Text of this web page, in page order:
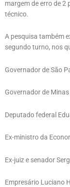
margem de erro de 2
técnico.​
A pesquisa também
segundo turno, nos
Governador de São
Governador de
Deputado federal
Ex-ministro da
Ex-juiz e senador
Empresário Luciano